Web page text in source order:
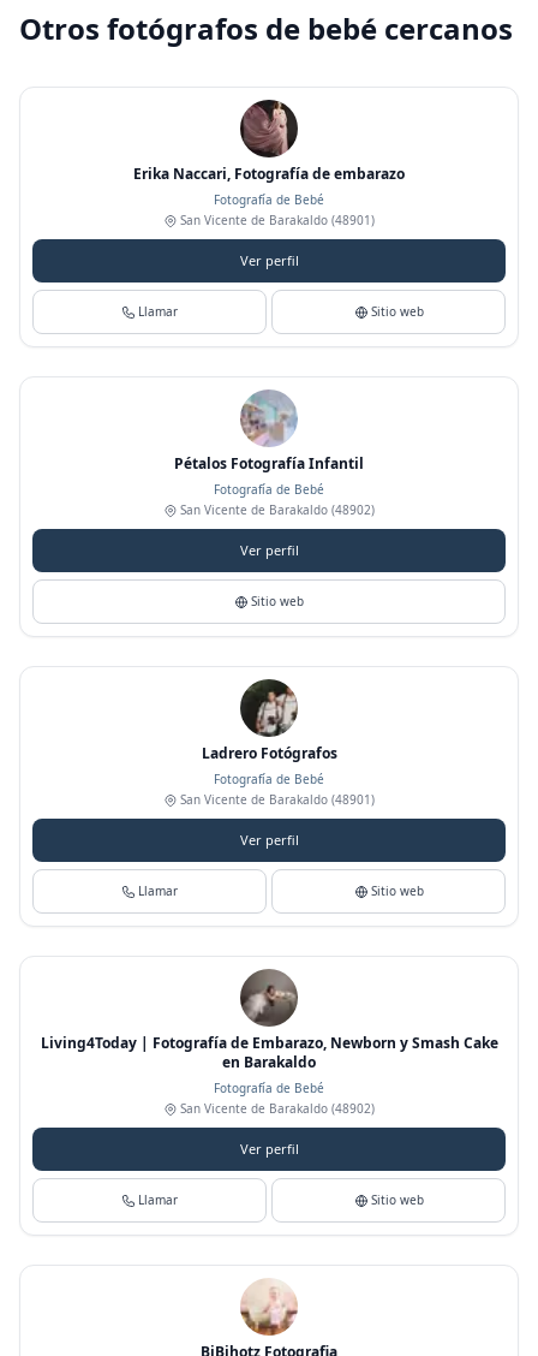
Otros fotógrafos de bebé cercanos
Erika Naccari, Fotografía de embarazo
Fotografía de Bebé
San Vicente de Barakaldo (48901)
Ver perfil
Llamar Sitio web
Pétalos Fotografía Infantil
Fotografía de Bebé
San Vicente de Barakaldo (48902)
Ver perfil
Sitio web
Ladrero Fotógrafos
Fotografía de Bebé
San Vicente de Barakaldo (48901)
Ver perfil
Llamar Sitio web
Living4Today | Fotografía de Embarazo, Newborn y Smash Cake
en Barakaldo
Fotografía de Bebé
San Vicente de Barakaldo (48902)
Ver perfil
Llamar Sitio web
BiBihotz Fotografia